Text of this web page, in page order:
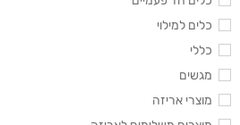
כלים למילוי
כללי
מגשים
מוצרי אריזה